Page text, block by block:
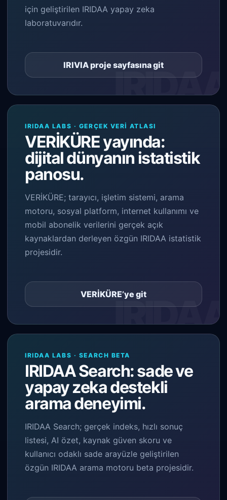
için geliştirilen IRIDAA yapay zeka
laboratuvarıdır.
IRIVIA proje sayfasına git
IRIDAA LABS · GERÇEK VERI ATLASI
VERİKÜRE yayında:
dijital dünyanın istatistik
panosu.
VERİKÜRE; tarayıcı, işletim sistemi, arama
motoru, sosyal platform, internet kullanımı ve
mobil abonelik verilerini gerçek açık
kaynaklardan derleyen özgün IRIDAA istatistik
projesidir.
VERİKÜRE’ye git
IRIDAA LABS · SEARCH BETA
IRIDAA Search: sade ve
yapay zeka destekli
arama deneyimi.
IRIDAA Search; gerçek indeks, hızlı sonuç
listesi, AI özet, kaynak güven skoru ve
kullanıcı odaklı sade arayüzle geliştirilen
özgün IRIDAA arama motoru beta projesidir.